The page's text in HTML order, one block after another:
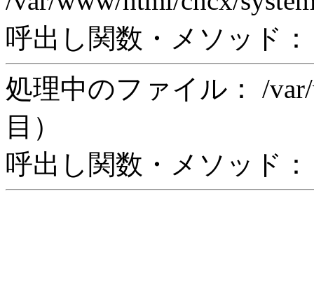
呼出し関数・メソッド：
処理中のファイル： /
目）
呼出し関数・メソッド：